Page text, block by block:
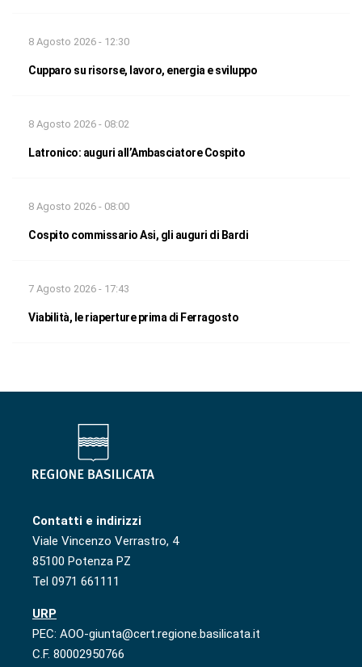
8 Agosto 2026 - 12:30
Cupparo su risorse, lavoro, energia e sviluppo
8 Agosto 2026 - 08:02
Latronico: auguri all’Ambasciatore Cospito
8 Agosto 2026 - 08:00
Cospito commissario Asi, gli auguri di Bardi
7 Agosto 2026 - 17:43
Viabilità, le riaperture prima di Ferragosto
Contatti e indirizzi
Viale Vincenzo Verrastro, 4
85100 Potenza PZ
Tel 0971 661111
URP
PEC: AOO-giunta@cert.regione.basilicata.it
C.F. 80002950766